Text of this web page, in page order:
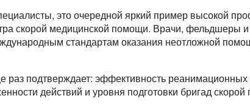
это очередной яркий пример высокой
скорой медицинской помощи. Врачи, фельдшеры
стандартам оказания неотложной
раз подтверждает: эффективность
действий и уровня подготовки бригад